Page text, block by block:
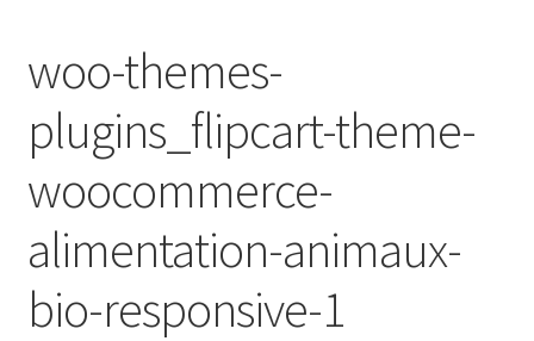
woo-themes-
plugins_flipcart-theme-
woocommerce-
alimentation-animaux-
bio-responsive-1